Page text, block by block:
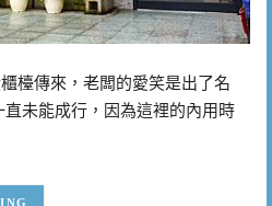
檯傳來，老闆的愛笑是出了名
未能成行，因為這裡的內用時